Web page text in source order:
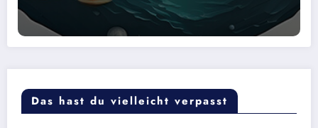
Das hast du vielleicht verpasst